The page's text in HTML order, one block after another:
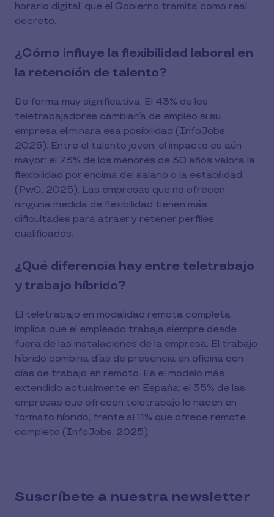
horario digital, que el Gobierno tramita como real
decreto.
¿Cómo influye la flexibilidad laboral en
la retención de talento?
De forma muy significativa. El 43% de los
teletrabajadores cambiaría de empleo si su
empresa eliminara esa posibilidad (InfoJobs,
2025). Entre el talento joven, el impacto es aún
mayor: el 73% de los menores de 30 años valora la
flexibilidad por encima del salario o la estabilidad
(PwC, 2025). Las empresas que no ofrecen
ninguna medida de flexibilidad tienen más
dificultades para atraer y retener perfiles
cualificados.
¿Qué diferencia hay entre teletrabajo
y trabajo híbrido?
El teletrabajo en modalidad remota completa
implica que el empleado trabaja siempre desde
fuera de las instalaciones de la empresa. El trabajo
híbrido combina días de presencia en oficina con
días de trabajo en remoto. Es el modelo más
extendido actualmente en España: el 35% de las
empresas que ofrecen teletrabajo lo hacen en
formato híbrido, frente al 11% que ofrece remote
completo (InfoJobs, 2025).
Suscríbete a nuestra newsletter